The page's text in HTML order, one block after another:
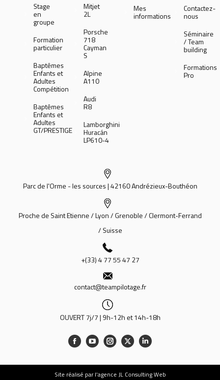
Stage
en
groupe
Formation
particulier
Baptêmes
Enfants et
Adultes
Compétition
Baptêmes
Enfants et
Adultes
GT/PRESTIGE
Mitjet
2L
Porsche
718
Cayman
S
Alpine
A110
Audi
R8
Lamborghini
Huracán
LP610-4
Mes
informations
Contactez-
nous
Séminaire
/ Team
building
Formations
Pro
Parc de l'Orme - les sources | 42160 Andrézieux-Bouthéon
Proche de Saint Etienne / Lyon / Grenoble / Clermont-Ferrand
/ Suisse
+(33) 4 77 55 47 27
contact@teampilotage.fr
OUVERT 7j/7 | 9h-12h et 14h-18h
Site réalisé par l’agence JL Consulting Web